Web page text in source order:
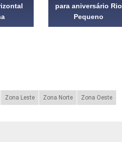
para aniversário Rio
Pequeno
Zona Leste Zona Norte Zona Oeste